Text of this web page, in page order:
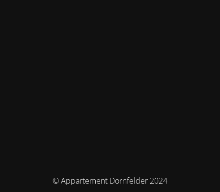
© Appartement Dornfelder 2024